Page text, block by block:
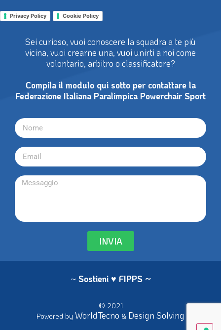
Privacy Policy Cookie Policy
Sei curioso, vuoi conoscere la squadra a te più
vicina, vuoi crearne una, vuoi unirti a noi come
volontario, arbitro o classificatore?
Compila il modulo qui sotto per contattare la
Federazione Italiana Paralimpica Powerchair Sport
INVIA
~ Sostieni ♥ FIPPS ~
© 2021
Powered by WorldTecno & Design Solving